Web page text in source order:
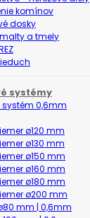
komínov
dosky
a tmely
systémy
0,6mm
ø120 mm
ø130 mm
ø150 mm
ø160 mm
ø180 mm
ø200 mm
mm | 0,6mm